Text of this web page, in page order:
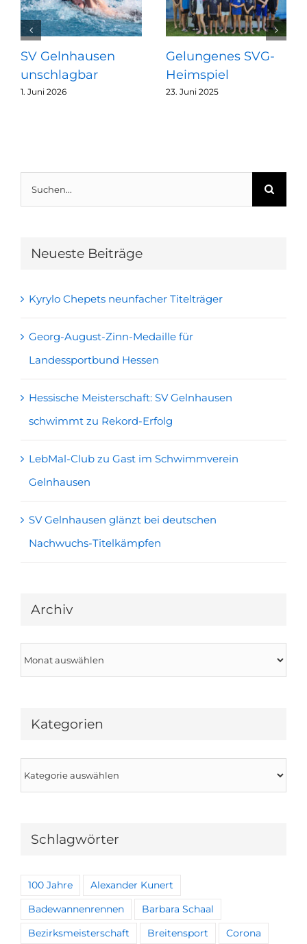
SV Gelnhausen
unschlagbar
1. Juni 2026
Gelungenes SVG-
Heimspiel
23. Juni 2025
Suche
nach:
Neueste Beiträge
Kyrylo Chepets neunfacher Titelträger
Georg-August-Zinn-Medaille für
Landessportbund Hessen
Hessische Meisterschaft: SV Gelnhausen
schwimmt zu Rekord-Erfolg
LebMal-Club zu Gast im Schwimmverein
Gelnhausen
SV Gelnhausen glänzt bei deutschen
Nachwuchs-Titelkämpfen
Archiv
Kategorien
Kategorien
Schlagwörter
100 Jahre Alexander Kunert
Badewannenrennen Barbara Schaal
Bezirksmeisterschaft Breitensport Corona